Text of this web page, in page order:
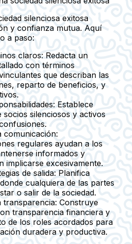
silenciosa exitosa
y confianza mutua. Aquí
a paso:
claros: Redacta un
con términos
que describan las
reparto de beneficios, y
Establece
socios silenciosos y activos
comunicación:
regulares ayudan a los
informados y
implicarse excesivamente.
de salida: Planifica
cualquiera de las partes
o salir de la sociedad.
transparencia: Construye
transparencia financiera y
de los roles acordados para
duradera y productiva.